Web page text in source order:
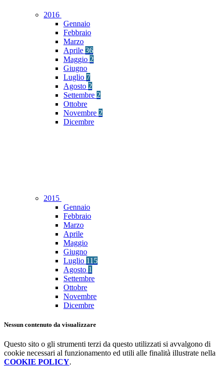
2016
Gennaio
Febbraio
Marzo
Aprile 36
Maggio 2
Giugno
Luglio 7
Agosto 2
Settembre 2
Ottobre
Novembre 2
Dicembre
2015
Gennaio
Febbraio
Marzo
Aprile
Maggio
Giugno
Luglio 115
Agosto 1
Settembre
Ottobre
Novembre
Dicembre
Nessun contenuto da visualizzare
Questo sito o gli strumenti terzi da questo utilizzati si avvalgono di
cookie necessari al funzionamento ed utili alle finalità illustrate nella
COOKIE POLICY.